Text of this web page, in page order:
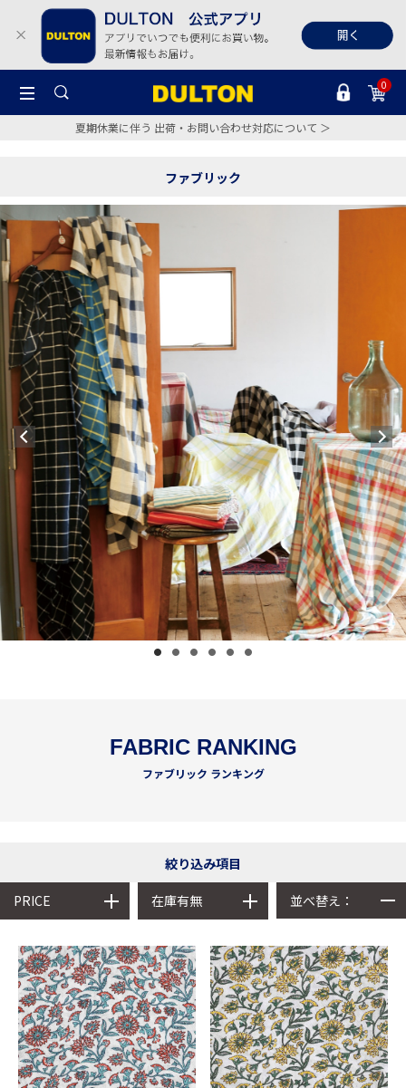
0
夏期休業に伴う 出荷・お問い合わせ対応について ＞
ファブリック
FABRIC RANKING
ファブリック ランキング
絞り込み項目
PRICE 在庫有無 並べ替え：